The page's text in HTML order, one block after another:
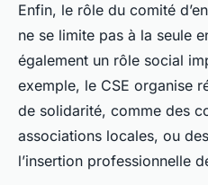
Enfin, le rôle du comité
ne se limite pas à la seule
également un rôle social
exemple, le CSE organise
de solidarité, comme des
associations locales, ou
l’insertion professionnelle